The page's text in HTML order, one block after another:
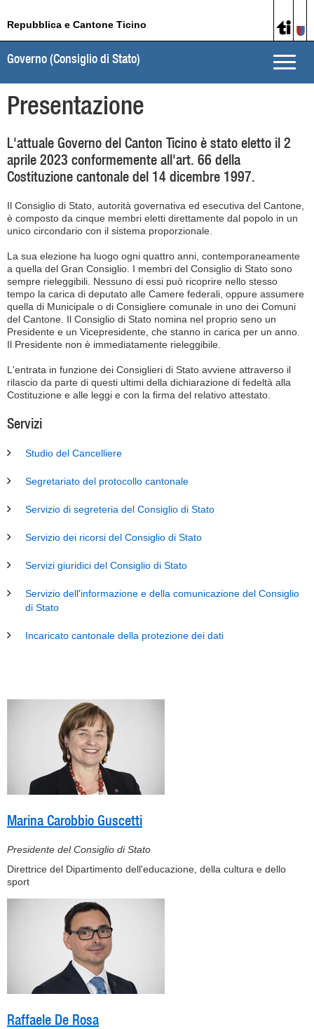
Repubblica e Cantone Ticino
Toggle
Governo (Consiglio di Stato)
Presentazione
L'attuale Governo del Canton Ticino è stato eletto il 2
aprile 2023 conformemente all'art. 66 della
Costituzione cantonale del 14 dicembre 1997.
Il Consiglio di Stato, autorità governativa ed esecutiva del Cantone,
è composto da cinque membri eletti direttamente dal popolo in un
unico circondario con il sistema proporzionale.
La sua elezione ha luogo ogni quattro anni, contemporaneamente
a quella del Gran Consiglio. I membri del Consiglio di Stato sono
sempre rieleggibili. Nessuno di essi può ricoprire nello stesso
tempo la carica di deputato alle Camere federali, oppure assumere
quella di Municipale o di Consigliere comunale in uno dei Comuni
del Cantone. Il Consiglio di Stato nomina nel proprio seno un
Presidente e un Vicepresidente, che stanno in carica per un anno.
Il Presidente non è immediatamente rieleggibile.
L'entrata in funzione dei Consiglieri di Stato avviene attraverso il
rilascio da parte di questi ultimi della dichiarazione di fedeltà alla
Costituzione e alle leggi e con la firma del relativo attestato.
Servizi
Studio del Cancelliere
Segretariato del protocollo cantonale
Servizio di segreteria del Consiglio di Stato
Servizio dei ricorsi del Consiglio di Stato
Servizi giuridici del Consiglio di Stato
Servizio dell'informazione e della comunicazione del Consiglio
di Stato
Incaricato cantonale della protezione dei dati
Marina Carobbio Guscetti
Presidente del Consiglio di Stato
Direttrice del Dipartimento dell'educazione, della cultura e dello
sport
Raffaele De Rosa